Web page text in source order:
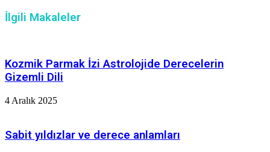
İlgili Makaleler
Kozmik Parmak İzi Astrolojide Derecelerin
Gizemli Dili
4 Aralık 2025
Sabit yıldızlar ve derece anlamları